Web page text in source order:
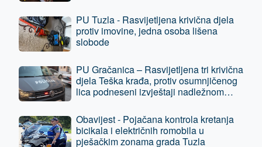
PU Tuzla - Rasvijetljena krivična djela
protiv imovine, jedna osoba lišena
slobode
PU Gračanica – Rasvijetljena tri krivična
djela Teška krađa, protiv osumnjičenog
lica podneseni izvještaji nadležnom
Obavijest - Pojačana kontrola kretanja
bicikala i električnih romobila u
pješačkim zonama grada Tuzla